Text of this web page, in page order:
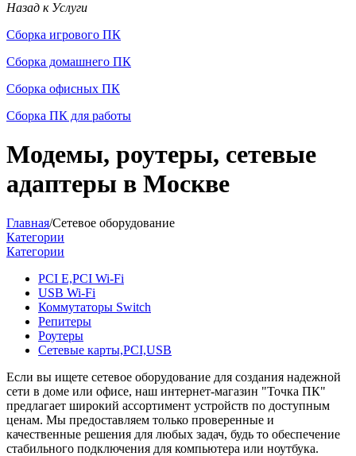
Назад к Услуги
Сборка игрового ПК
Сборка домашнего ПК
Сборка офисных ПК
Сборка ПК для работы
Модемы, роутеры, сетевые
адаптеры в Москве
Главная/Сетевое оборудование
Категории
Категории
PCI E,PCI Wi-Fi
USB Wi-Fi
Коммутаторы Switch
Репитеры
Роутеры
Сетевые карты,PCI,USB
Если вы ищете сетевое оборудование для создания надежной
сети в доме или офисе, наш интернет-магазин "Точка ПК"
предлагает широкий ассортимент устройств по доступным
ценам. Мы предоставляем только проверенные и
качественные решения для любых задач, будь то обеспечение
стабильного подключения для компьютера или ноутбука.